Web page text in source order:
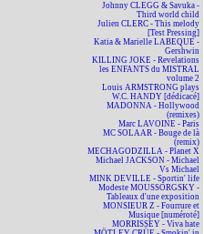
Johnny CLEGG & Savuka -
Third world child
Julien CLERC - This melody
[Test Pressing]
Katia & Marielle LABEQUE -
Gershwin
KILLING JOKE - Revelations
les ENFANTS du MISTRAL
volume 2
Louis ARMSTRONG plays
W.C. HANDY [dédicacé]
MADONNA - Hollywood
(remixes)
Marc LAVOINE - Paris
MC SOLAAR - Bouge de là
(remix)
MECHAGODZILLA - Planet X
Michael JACKSON - Michael
Vs Michael
MINK DEVILLE - Sportin' life
Modeste MOUSSORGSKY -
Tableaux d'une exposition
MONSIEUR Z - Fourrure et
Musique [numéroté]
MORRISSEY - Viva hate